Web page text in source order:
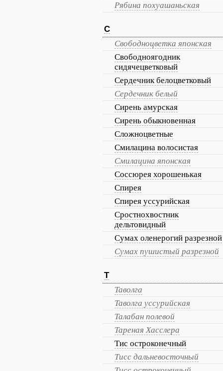
Рябина похуашаньская
С
Свободноцветка японская
Свободноягодник
сидячецветковый
Сердечник белоцветковый
Сердечник белый
Сирень амурская
Сирень обыкновенная
Сложноцветные
Смилацина волосистая
Смилацина японская
Соссюрея хорошенькая
Спирея
Спирея уссурийская
Сростнохвостник
дельтовидный
Сумах оленерогий разрезной
Сумах пушистый разрезной
Т
Таволга
Таволга уссурийская
Талабан полевой
Тареная Хасслера
Тис остроконечный
Тисс дальневосточный